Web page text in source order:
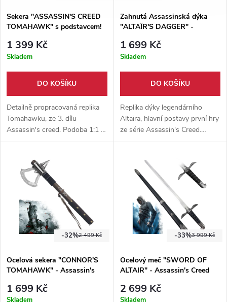
Sekera "ASSASSIN'S CREED
TOMAHAWK" s podstavcem!
1 399 Kč
Skladem
DO KOŠÍKU
Detailně propracovaná replika
Tomahawku, ze 3. dílu
Assassin's creed. Podoba 1:1 s
herním originálem. Součástí
stojánek.
Zahnutá Assassinská dýka
"ALTAÏR'S DAGGER" -
1 699 Kč
Skladem
DO KOŠÍKU
Replika dýky legendárního
Altaira, hlavní postavy první hry
ze série Assassin's Creed.
Vyrobeno z kvalitní nerezové
popruhem součástí balení.
2 499 Kč
-32%
Ocelová sekera "CONNOR'S
TOMAHAWK" - Assassin's
1 699 Kč
Skladem
3 999 Kč
-33%
Ocelový meč "SWORD OF
ALTAIR" - Assassin's Creed
2 699 Kč
Skladem